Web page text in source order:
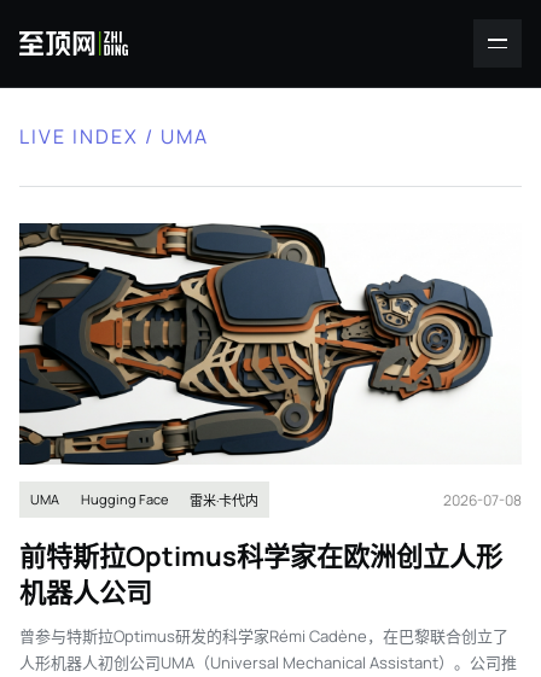
LIVE INDEX / UMA
UMA Hugging Face 雷米·卡代内 2026-07-08
前特斯拉Optimus科学家在欧洲创立人形
机器人公司
曾参与特斯拉Optimus研发的科学家Rémi Cadène，在巴黎联合创立了
人形机器人初创公司UMA（Universal Mechanical Assistant）。公司推